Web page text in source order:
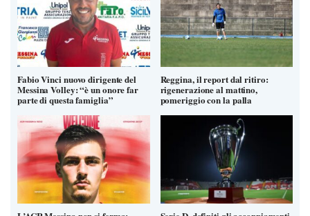
Fabio Vinci nuovo dirigente del
Messina Volley: “è un onore far
parte di questa famiglia”
Reggina, il report dal ritiro:
rigenerazione al mattino,
pomeriggio con la palla